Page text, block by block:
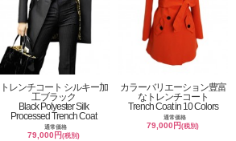
トレンチコート シルキー加
工ブラック
Black Polyester Silk
Processed Trench Coat
通常価格
79,000円(税別)
カラーバリエーション豊富
なトレンチコート
Trench Coat in 10 Colors
通常価格
79,000円(税別)